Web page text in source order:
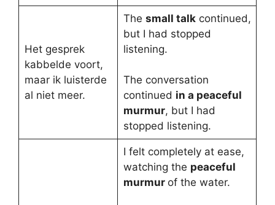
Het gesprek
kabbelde voort,
maar ik luisterde
al niet meer.
The small talkcontinued,
but I had stopped
listening.
The conversation
continued in a peaceful
murmur, but I had
stopped listening.
I felt completely at ease,
watching the peaceful
murmur of the water.